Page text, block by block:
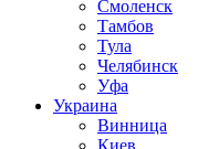
Смоленск
Тамбов
Тула
Челябинск
Уфа
Украина
Винница
Киев